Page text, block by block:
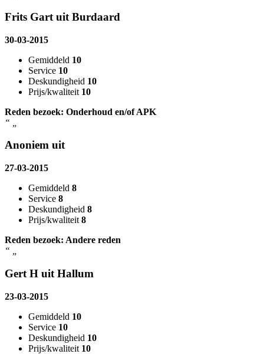
Frits Gart uit Burdaard
30-03-2015
Gemiddeld 10
Service 10
Deskundigheid 10
Prijs/kwaliteit 10
Reden bezoek: Onderhoud en/of APK
“
Anoniem uit
27-03-2015
Gemiddeld 8
Service 8
Deskundigheid 8
Prijs/kwaliteit 8
Reden bezoek: Andere reden
“
Gert H uit Hallum
23-03-2015
Gemiddeld 10
Service 10
Deskundigheid 10
Prijs/kwaliteit 10